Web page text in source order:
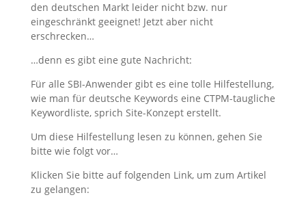
den deutschen Markt leider nicht bzw. nur
eingeschränkt geeignet! Jetzt aber nicht
erschrecken…
…denn es gibt eine gute Nachricht:
Für alle SBI-Anwender gibt es eine tolle Hilfestellung,
wie man für deutsche Keywords eine CTPM-taugliche
Keywordliste, sprich Site-Konzept erstellt.
Um diese Hilfestellung lesen zu können, gehen Sie
bitte wie folgt vor…
Klicken Sie bitte auf folgenden Link, um zum Artikel
zu gelangen: